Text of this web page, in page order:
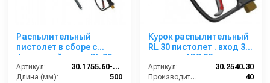
Распылительный
пистолет в сборе с
форсункой курок RL 30
М22х1,5ш 500 мм.
(Изогнутый)
Артикул:
30.1755.60-500 ZINK PA 30
Длина (мм):
500
Курок распылительный
RL 30 пистолет . вход 3/8
г; выход ARS 23
Артикул:
30.2540.30
Производительность (л/мин):
40